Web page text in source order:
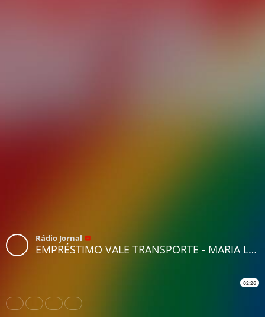
Rádio Jornal
EMPRÉSTIMO VALE TRANSPORTE - MARIA LUNA
02:26
Share Like